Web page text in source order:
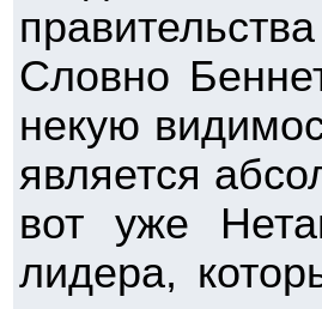
Словно
некую
является
вот уже
лидера,